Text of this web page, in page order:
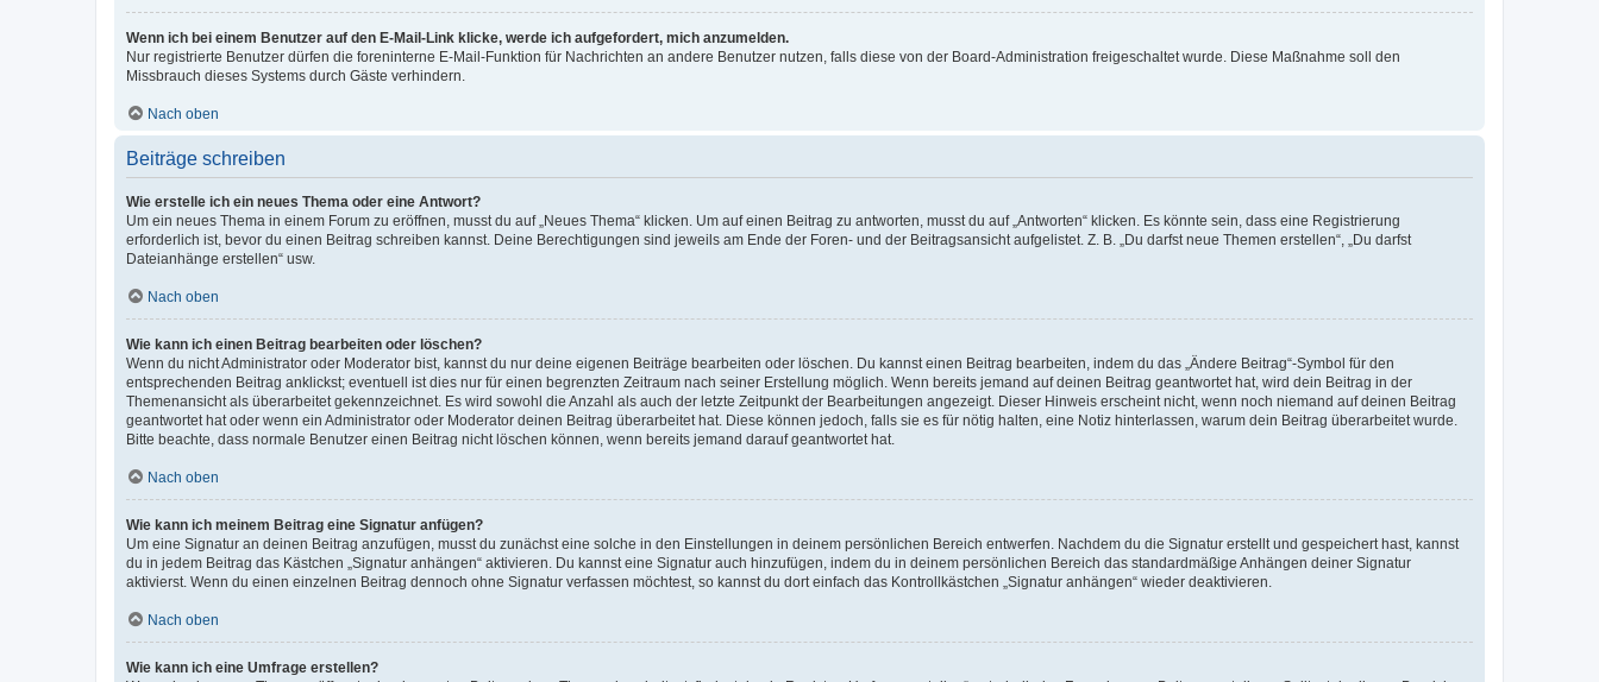
Wenn ich bei einem Benutzer auf den E-Mail-Link klicke, werde ich aufgefordert, mich anzumelden.
Nur registrierte Benutzer dürfen die foreninterne E-Mail-Funktion für Nachrichten an andere Benutzer nutzen, falls diese von der Board-Administration freigeschaltet wurde. Diese Maßnahme soll den
Missbrauch dieses Systems durch Gäste verhindern.
Nach oben
Beiträge schreiben
Wie erstelle ich ein neues Thema oder eine Antwort?
Um ein neues Thema in einem Forum zu eröffnen, musst du auf „Neues Thema“ klicken. Um auf einen Beitrag zu antworten, musst du auf „Antworten“ klicken. Es könnte sein, dass eine Registrierung
erforderlich ist, bevor du einen Beitrag schreiben kannst. Deine Berechtigungen sind jeweils am Ende der Foren- und der Beitragsansicht aufgelistet. Z. B. „Du darfst neue Themen erstellen“, „Du darfst
Dateianhänge erstellen“ usw.
Nach oben
Wie kann ich einen Beitrag bearbeiten oder löschen?
Wenn du nicht Administrator oder Moderator bist, kannst du nur deine eigenen Beiträge bearbeiten oder löschen. Du kannst einen Beitrag bearbeiten, indem du das „Ändere Beitrag“-Symbol für den
entsprechenden Beitrag anklickst; eventuell ist dies nur für einen begrenzten Zeitraum nach seiner Erstellung möglich. Wenn bereits jemand auf deinen Beitrag geantwortet hat, wird dein Beitrag in der
Themenansicht als überarbeitet gekennzeichnet. Es wird sowohl die Anzahl als auch der letzte Zeitpunkt der Bearbeitungen angezeigt. Dieser Hinweis erscheint nicht, wenn noch niemand auf deinen Beitrag
geantwortet hat oder wenn ein Administrator oder Moderator deinen Beitrag überarbeitet hat. Diese können jedoch, falls sie es für nötig halten, eine Notiz hinterlassen, warum dein Beitrag überarbeitet wurde.
Bitte beachte, dass normale Benutzer einen Beitrag nicht löschen können, wenn bereits jemand darauf geantwortet hat.
Nach oben
Wie kann ich meinem Beitrag eine Signatur anfügen?
Um eine Signatur an deinen Beitrag anzufügen, musst du zunächst eine solche in den Einstellungen in deinem persönlichen Bereich entwerfen. Nachdem du die Signatur erstellt und gespeichert hast, kannst
du in jedem Beitrag das Kästchen „Signatur anhängen“ aktivieren. Du kannst eine Signatur auch hinzufügen, indem du in deinem persönlichen Bereich das standardmäßige Anhängen deiner Signatur
aktivierst. Wenn du einen einzelnen Beitrag dennoch ohne Signatur verfassen möchtest, so kannst du dort einfach das Kontrollkästchen „Signatur anhängen“ wieder deaktivieren.
Nach oben
Wie kann ich eine Umfrage erstellen?